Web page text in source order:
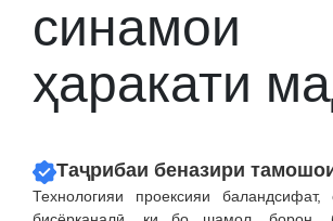
синамои
ҳаракати
Таҷрибаи беназири
Технологияи проексияи баландсифат,